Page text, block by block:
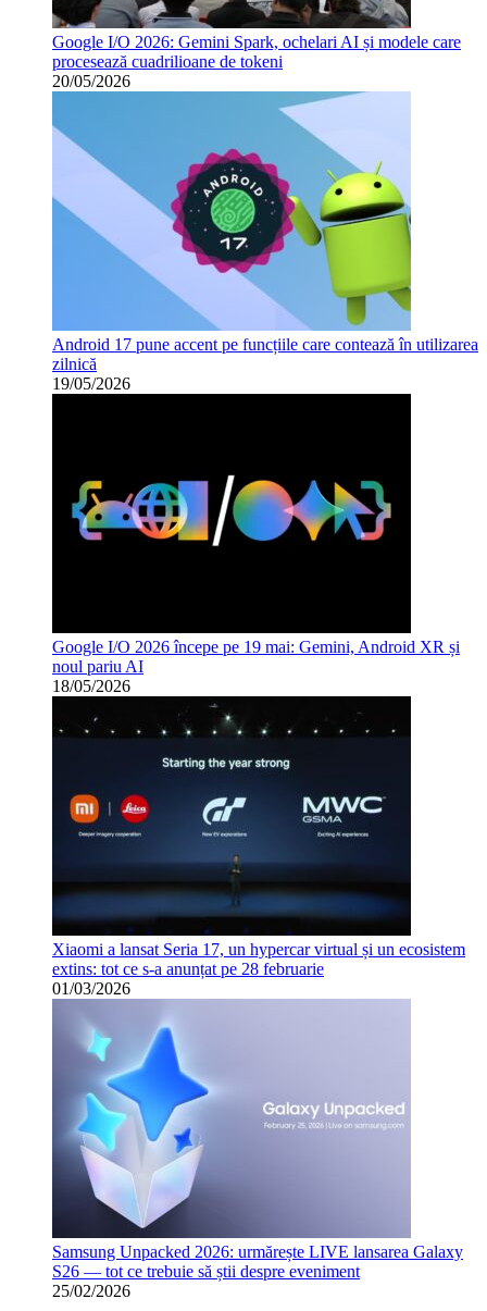
Google I/O 2026: Gemini Spark, ochelari AI și modele care
procesează cuadrilioane de tokeni
20/05/2026
Android 17 pune accent pe funcțiile care contează în utilizarea
zilnică
19/05/2026
Google I/O 2026 începe pe 19 mai: Gemini, Android XR și
noul pariu AI
18/05/2026
Xiaomi a lansat Seria 17, un hypercar virtual și un ecosistem
extins: tot ce s-a anunțat pe 28 februarie
01/03/2026
Samsung Unpacked 2026: urmărește LIVE lansarea Galaxy
S26 — tot ce trebuie să știi despre eveniment
25/02/2026